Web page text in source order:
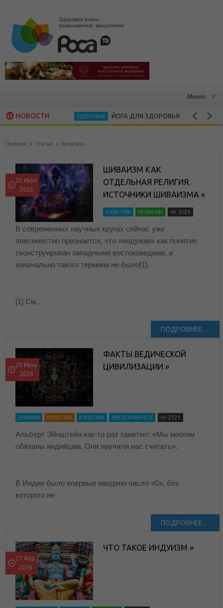
Меню ≡
НОВОСТИЗДОРОВЬЕ ЙОГА ДЛЯ ЗДОРОВЬЯ ЗДОРОВАЯ КУХНЯ
Главная » Статьи » Культура
23 Июл
2026
ШИВАИЗМ КАК
ОТДЕЛЬНАЯ РЕЛИГИЯ.
ИСТОЧНИКИ ШИВАИЗМА »
КУЛЬТУРА РЕЛИГИИ 5125
В современных научных кругах сейчас уже
повсеместно признается, что «индуизм» как понятие
сконструирован западными востоковедами, и
изначально такого термина не было[1].
[1] См.,
ПОДРОБНЕЕ…
29 Июн
2026
ФАКТЫ ВЕДИЧЕСКОЙ
ЦИВИЛИЗАЦИИ »
ЗНАНИЯ КУЛЬТУРА КУЛЬТУРА НЕПОЗНАННОЕ 2721
Альберт Эйнштейн как-то раз заметил: «Мы многим
обязаны индийцам. Они научили нас считать».
В Индии было впервые введено число «0», без
которого не
ПОДРОБНЕЕ…
27 Апр
2026
ЧТО ТАКОЕ ИНДУИЗМ »